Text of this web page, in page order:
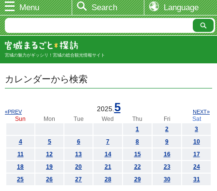
Menu Search Language
宮城の魅力がギッシリ！宮城の総合観光情報サイト
カレンダーから検索
2025. 5
«PREV NEXT»
Sun Mon Tue Wed Thu Fri
Sat
1
2
3
4
5 6 7 8 9
10
11
12 13 14 15 16
17
18
19 20 21 22 23
24
25
26 27 28 29 30 31